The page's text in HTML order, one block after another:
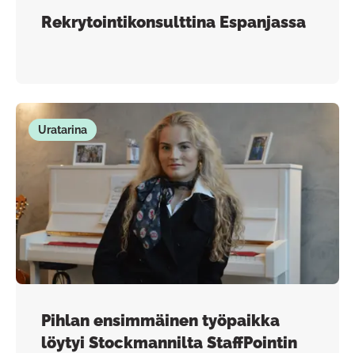
Rekrytointikonsulttina Espanjassa
Uratarina
Pihlan ensimmäinen työpaikka
löytyi Stockmannilta StaffPointin